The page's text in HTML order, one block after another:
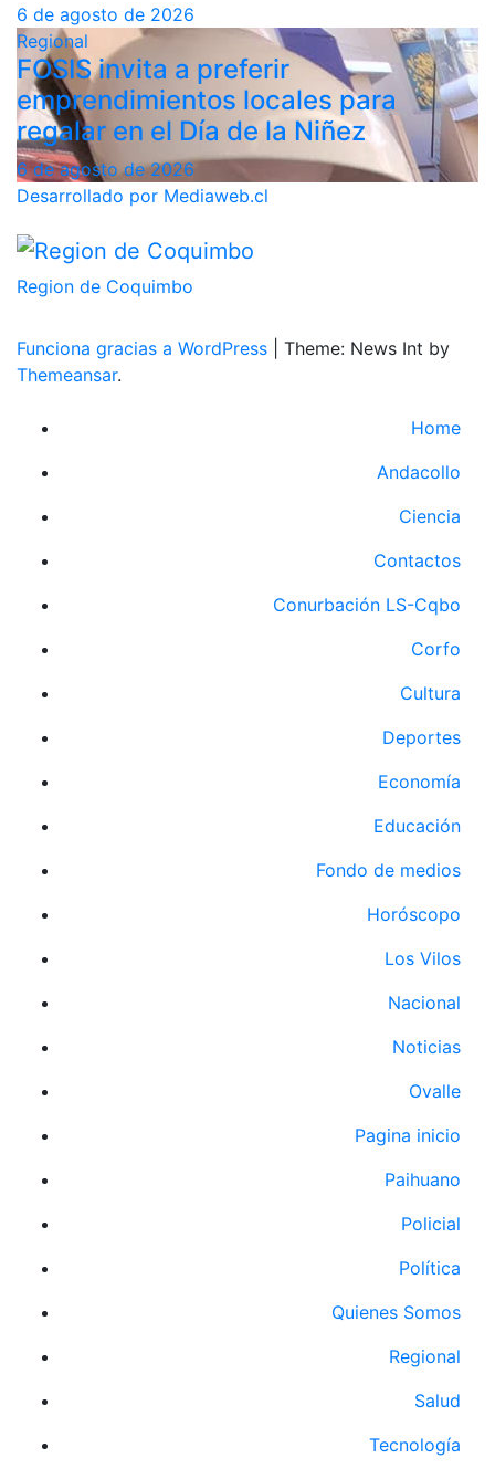
6 de agosto de 2026
Regional
FOSIS invita a preferir
emprendimientos locales para
regalar en el Día de la Niñez
6 de agosto de 2026
Desarrollado por Mediaweb.cl
Region de Coquimbo
Funciona gracias a WordPress
Theme: News Int by
Themeansar.
Home
Andacollo
Ciencia
Contactos
Conurbación LS-Cqbo
Corfo
Cultura
Deportes
Economía
Educación
Fondo de medios
Horóscopo
Los Vilos
Nacional
Noticias
Ovalle
Pagina inicio
Paihuano
Policial
Política
Quienes Somos
Regional
Salud
Tecnología